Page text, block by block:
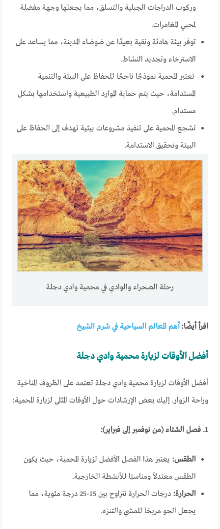
وركوب الدراجات الجبلية والتسلق، مما يجعلها وجهة مفضلة
لمحبي المغامرات.
توفر بيئة هادئة ونقية بعيدًا عن ضوضاء المدينة، مما يساعد على
الاسترخاء وتجديد النشاط.
تعتبر المحمية نموذجًا ناجحًا للحفاظ على البيئة والتنمية
المستدامة، حيث يتم حماية الموارد الطبيعية واستخدامها بشكل
مستدام.
تشجع المحمية على تنفيذ مشروعات بيئية تهدف إلى الحفاظ على
البيئة وتحقيق الاستدامة.
رحلة الصحراء والوادي في محمية وادي دجلة
اقرأ أيضًا:أهم المعالم السياحية في شرم الشيخ
أفضل الأوقات لزيارة محمية وادي دجلة
أفضل الأوقات لزيارة محمية وادي دجلة تعتمد على الظروف المناخية
وراحة الزوار. إليك بعض الإرشادات حول الأوقات المثلى لزيارة المحمية:
1. فصل الشتاء (من نوفمبر إلى فبراير):
الطقس: يعتبر هذا الفصل الأفضل لزيارة المحمية، حيث يكون
الطقس معتدلاً ومناسبًا للأنشطة الخارجية.
الحرارة:
درجات الحرارة تتراوح بين 15-25 درجة مئوية، مما
يجعل الجو مريحًا للمشي والتنزه.